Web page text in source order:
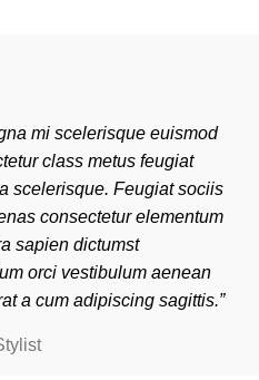
mi scelerisque euismod
class metus feugiat
scelerisque. Feugiat sociis
consectetur elementum
sapien dictumst
orci vestibulum aenean
a cum adipiscing sagittis.”